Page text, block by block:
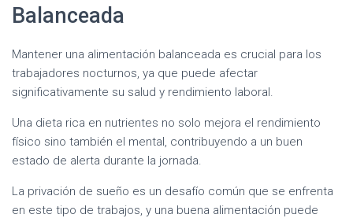
Balanceada
Mantener una alimentación balanceada es crucial para los
trabajadores nocturnos, ya que puede afectar
significativamente su salud y rendimiento laboral.
Una dieta rica en nutrientes no solo mejora el rendimiento
físico sino también el mental, contribuyendo a un buen
estado de alerta durante la jornada.
La privación de sueño es un desafío común que se enfrenta
en este tipo de trabajos, y una buena alimentación puede